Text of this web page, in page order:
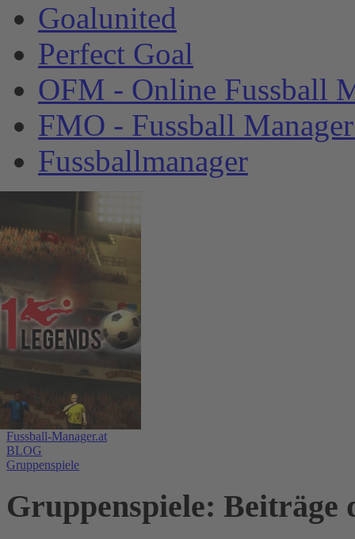
Goalunited
Perfect Goal
OFM - Online Fussball
FMO - Fussball
Fussballmanager
Fussball-Manager.at
BLOG
Gruppenspiele
Gruppenspiele: